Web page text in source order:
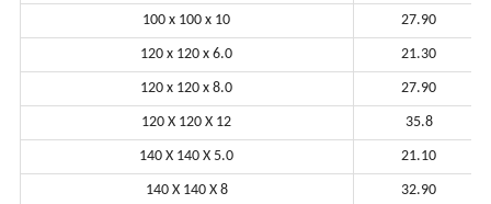
100 x 100 x 10 27.90
120 x 120 x 6.0 21.30
120 x 120 x 8.0 27.90
120 X 120 X 12 35.8
140 X 140 X 5.0 21.10
140 X 140 X 8 32.90